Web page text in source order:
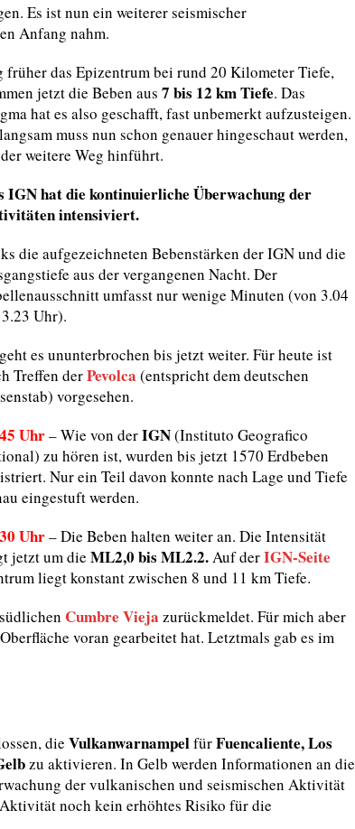
Es ist nun ein weiterer seismischer
Anfang nahm.
früher das Epizentrum bei rund 20 Kilometer Tiefe,
jetzt die Beben aus 7 bis 12 km Tiefe. Das
hat es also geschafft, fast unbemerkt aufzusteigen.
muss nun schon genauer hingeschaut werden,
weitere Weg hinführt.
IGN hat die kontinuierliche Überwachung der
intensiviert.
die aufgezeichneten Bebenstärken der IGN und die
aus der vergangenen Nacht. Der
umfasst nur wenige Minuten (von 3.04
Uhr).
es ununterbrochen bis jetzt weiter. Für heute ist
Treffen derPevolca (entspricht dem deutschen
vorgesehen.
Uhr– Wie von derIGN(Instituto Geografico
zu hören ist, wurden bis jetzt 1570 Erdbeben
Nur ein Teil davon konnte nach Lage und Tiefe
eingestuft werden.
Uhr– Die Beben halten weiter an. Die Intensität
jetzt um die ML2,0 bis ML2.2.Auf derIGN-Seite
liegt konstant zwischen 8 und 11 km Tiefe.
Cumbre Vieja zurückmeldet. Für mich aber
voran gearbeitet hat. Letztmals gab es im
die VulkanwarnampelfürFuencaliente, Los
zu aktivieren. In Gelb werden Informationen an die
der vulkanischen und seismischen Aktivität
noch kein erhöhtes Risiko für die